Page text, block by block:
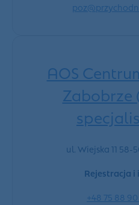
AOS
Zabobrze
ul. Wiejska 11
Rejestracja
+48 75 88 90